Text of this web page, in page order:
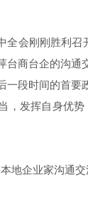
全会刚刚胜利
台商台企的沟
一段时间的首
，发挥自身优
地企业家沟通